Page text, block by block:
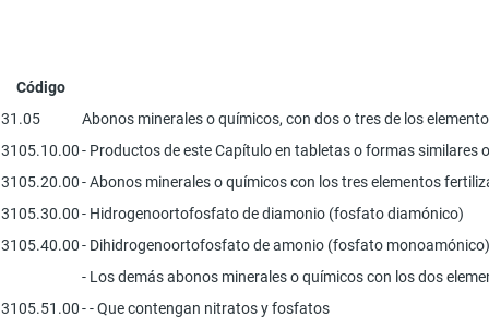
Código
31.05
Abonos minerales o químicos, con dos o tres de los
3105.10.00- Productos de este Capítulo en tabletas o formas similares
3105.20.00- Abonos minerales o químicos con los tres elementos
3105.30.00- Hidrogenoortofosfato de diamonio (fosfato diamónico)
3105.40.00- Dihidrogenoortofosfato de amonio (fosfato
- Los demás abonos minerales o químicos con los dos
3105.51.00- - Que contengan nitratos y fosfatos